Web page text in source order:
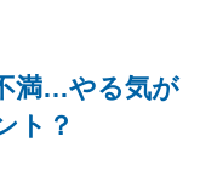
満…やる気が
ト？